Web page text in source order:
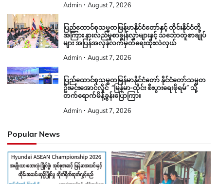
Admin August 7, 2026
ပြည်ထောင်စုသမ္မတမြန်မာနိုင်ငံတော်နှင့် ထိုင်းနိုင်ငံတို့
အကြား နားလည်မှုစာချွန်လွှာများနှင့် သဘောတူစာချုပ်
များ အပြန်အလှန်လက်မှတ်ရေးထိုးလဲလှယ်
Admin August 7, 2026
ပြည်ထောင်စုသမ္မတမြန်မာနိုင်ငံတော် နိုင်ငံတော်သမ္မတ
ဦးမင်းအောင်လှိုင် “မြန်မာ-ထိုင်း စီးပွားရေးဖိုရမ်” သို့
တက်ရောက်မိန့်ခွန်းပြောကြား
Admin August 7, 2026
Popular News